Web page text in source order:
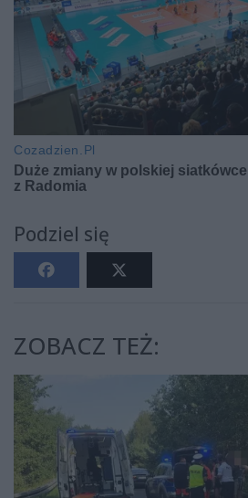
Podziel się
ZOBACZ TEŻ: